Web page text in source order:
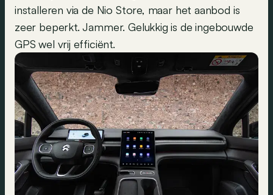
installeren via de Nio Store, maar het aanbod is
zeer beperkt. Jammer. Gelukkig is de ingebouwde
GPS wel vrij efficiënt.